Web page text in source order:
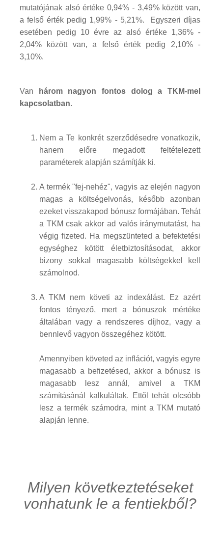
mutatójának alsó értéke 0,94% - 3,49% között van,
a felső érték pedig 1,99% - 5,21%. Egyszeri díjas
esetében pedig 10 évre az alsó értéke 1,36% -
2,04% között van, a felső érték pedig 2,10% -
3,10%.
Van
három nagyon fontos dolog a TKM-mel
kapcsolatban.
Nem a Te konkrét szerződésedre vonatkozik,
hanem előre megadott feltételezett
paraméterek alapján számítják ki.
A termék "fej-nehéz", vagyis az elején nagyon
magas a költségelvonás, később azonban
ezeket visszakapod bónusz formájában. Tehát
a TKM csak akkor ad valós iránymutatást, ha
végig fizeted. Ha megszünteted a befektetési
egységhez kötött életbiztosításodat, akkor
bizony sokkal magasabb költségekkel kell
számolnod.
A TKM nem követi az indexálást. Ez azért
fontos tényező, mert a bónuszok mértéke
általában vagy a rendszeres díjhoz, vagy a
bennlevő vagyon összegéhez kötött.
Amennyiben követed az inflációt, vagyis egyre
magasabb a befizetésed, akkor a bónusz is
magasabb lesz annál, amivel a TKM
számításánál kalkuláltak. Ettől tehát olcsóbb
lesz a termék számodra, mint a TKM mutató
alapján lenne.
Milyen következtetéseket
vonhatunk le a fentiekből?